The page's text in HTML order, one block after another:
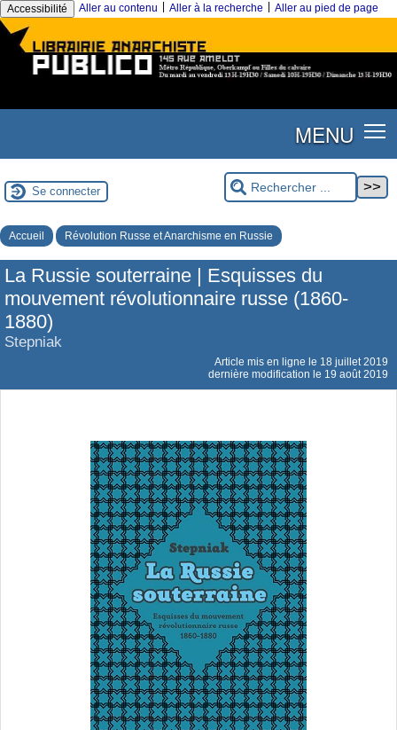
Accessibilité Aller au contenu Aller à la recherche Aller au pied de page
MENU
Se connecter
Accueil Révolution Russe et Anarchisme en Russie
La Russie souterraine | Esquisses du
mouvement révolutionnaire russe (1860-
1880)
Stepniak
Article mis en ligne le 18 juillet 2019
dernière modification le 19 août 2019